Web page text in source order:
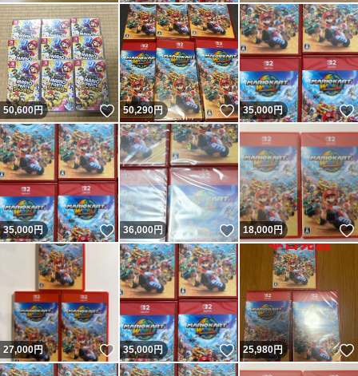
50,600円 いいね！
50,290円 いいね！
35,000円
35,000円 いいね！
36,000円 いいね！
18,000円
27,000円 いいね！
35,000円 いいね！
25,980円